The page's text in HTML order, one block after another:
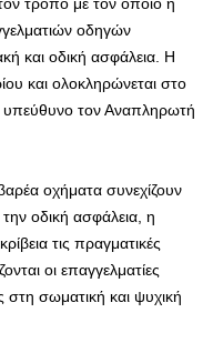
οδηγών
και οδική ασφάλεια. Η
και ολοκληρώνεται στο
υπεύθυνο τον Αναπληρωτή
οχήματα συνεχίζουν
οδική ασφάλεια, η
τις πραγματικές
οι επαγγελματίες
στη σωματική και ψυχική